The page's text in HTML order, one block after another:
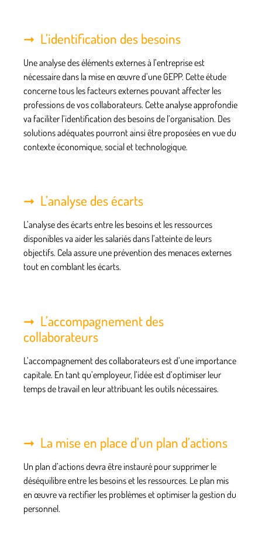
L’identification des besoins
Une analyse des éléments externes à l’entreprise est
nécessaire dans la mise en œuvre d’une GEPP. Cette étude
concerne tous les facteurs externes pouvant affecter les
professions de vos collaborateurs. Cette analyse approfondie
va faciliter l’identification des besoins de l’organisation. Des
solutions adéquates pourront ainsi être proposées en vue du
contexte économique, social et technologique.
L’analyse des écarts
L’analyse des écarts entre les besoins et les ressources
disponibles va aider les salariés dans l’atteinte de leurs
objectifs. Cela assure une prévention des menaces externes
tout en comblant les écarts.
L’accompagnement des
collaborateurs
L’accompagnement des collaborateurs estd’une importance
capitale. En tant qu’employeur, l’idée est d’optimiser leur
temps de travail en leur attribuant les outils nécessaires.
La mise en place d’un plan d’actions
Un plan d’actions devra être instauré poursupprimer le
déséquilibreentre les besoins et les ressources. Le plan mis
en œuvre va rectifier les problèmes et optimiser la gestion du
personnel.